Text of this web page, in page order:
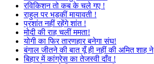
रविकिशन तो कब के चले गए !
राहुल पर भड़कीं मायावती !
प्रशांत नहीं रहेंगे शांत !
मोदी की राह चलीं ममता!
योगी का फिर तारणहार बनेगा संघ!
बंगाल जीतने की बात यूँ ही नहीं की अमित शाह ने
बिहार में कांग्रेस का तेजस्वी दाँव !